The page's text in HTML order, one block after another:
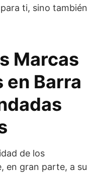
ti, sino también
Marcas
en Barra
de los
en gran parte, a su